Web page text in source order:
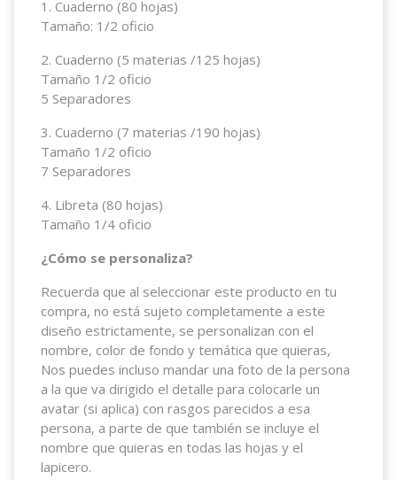
1. Cuaderno (80 hojas)
Tamaño: 1/2 oficio
2. Cuaderno (5 materias /125 hojas)
Tamaño 1/2 oficio
5 Separadores
3. Cuaderno (7 materias /190 hojas)
Tamaño 1/2 oficio
7 Separadores
4. Libreta (80 hojas)
Tamaño 1/4 oficio
¿Cómo se personaliza?
Recuerda que al seleccionar este producto en tu
compra, no está sujeto completamente a este
diseño estrictamente, se personalizan con el
nombre, color de fondo y temática que quieras,
Nos puedes incluso mandar una foto de la persona
a la que va dirigido el detalle para colocarle un
avatar (si aplica) con rasgos parecidos a esa
persona, a parte de que también se incluye el
nombre que quieras en todas las hojas y el
lapicero.